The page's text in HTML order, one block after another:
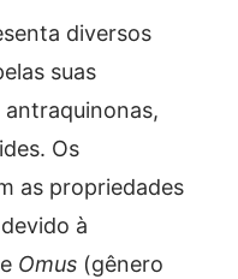
diversos
suas
Os
as propriedades
à
Omus(gênero